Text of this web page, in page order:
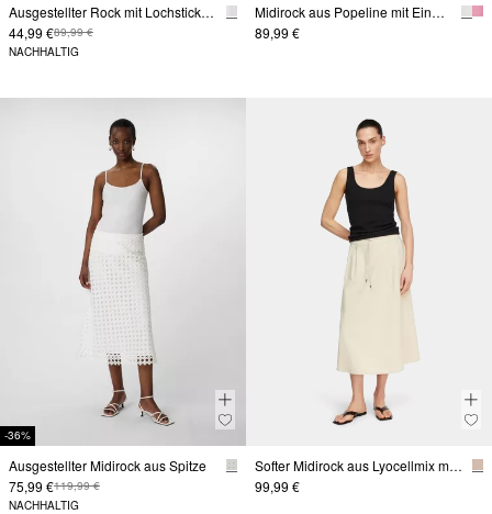
Ausgestellter Rock mit Lochstickerei
44,99 €89,99 €
NACHHALTIG
Midirock aus Popeline mit Eingrifftaschen
89,99 €
-36%
Ausgestellter Midirock aus Spitze
75,99 €119,99 €
NACHHALTIG
Softer Midirock aus Lyocellmix mit Gürtel-Detail
99,99 €